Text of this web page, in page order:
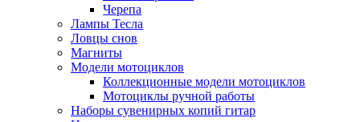
Черепа
Лампы Тесла
Ловцы снов
Магниты
Модели мотоциклов
Коллекционные модели мотоциклов
Мотоциклы ручной работы
Наборы сувенирных копий гитар